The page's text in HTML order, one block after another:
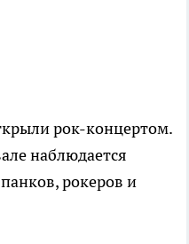
рок-концертом.
наблюдается
рокеров и